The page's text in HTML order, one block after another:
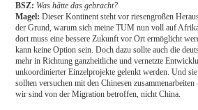
BSZ: Was hätte das gebracht?
Magel:Dieser Kontinent steht vor riesengroßen
der Grund, warum sich meine TUM nun voll auf
dort muss eine bessere Zukunft vor Ort ermöglicht
kann keine Option sein. Doch dazu sollte auch die
mehr in Richtung ganzheitliche und vernetzte
unkoordinierter Einzelprojekte gelenkt werden. Und
sollten versuchen mit den Chinesen
wir sind von der Migration betroffen, nicht China.